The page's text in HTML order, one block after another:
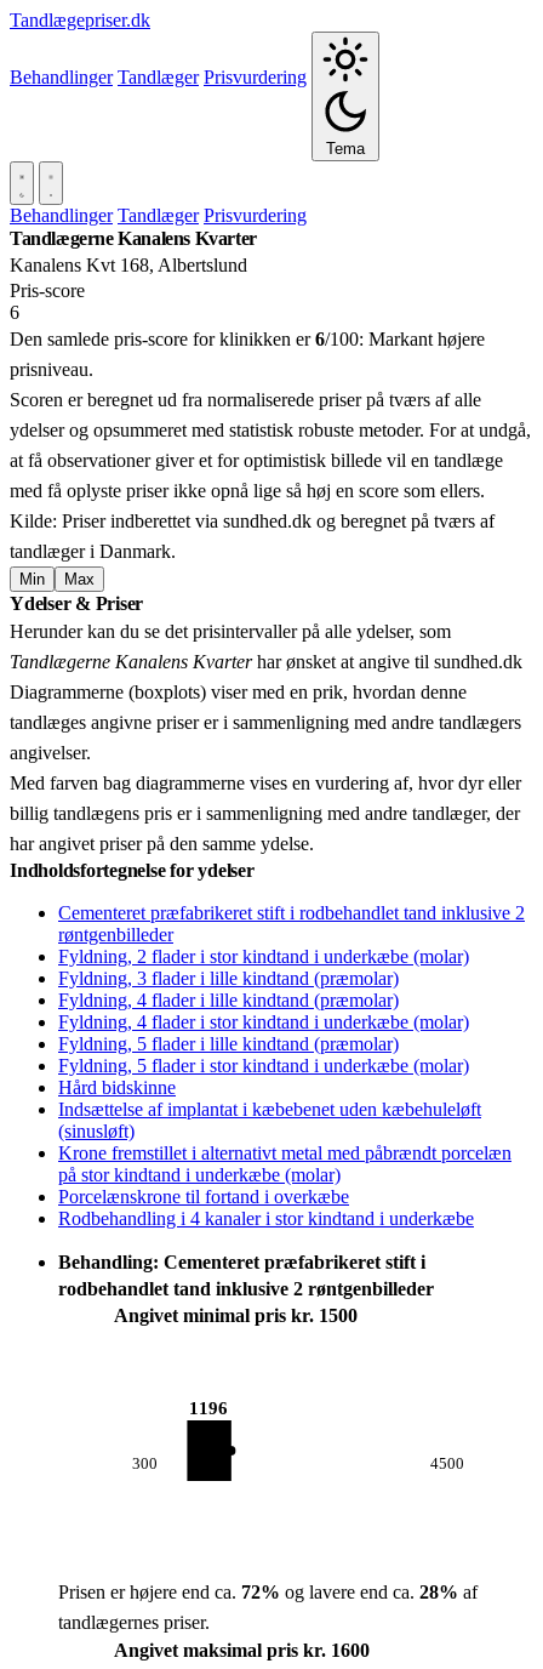
Tandlægepriser.dk
Behandlinger Tandlæger Prisvurdering
Tema
Behandlinger Tandlæger Prisvurdering
Tandlægerne Kanalens Kvarter
Kanalens Kvt 168, Albertslund
Pris‑score
6
Den samlede pris-score for klinikken er6/100: Markant højere
prisniveau.
Scoren er beregnet ud fra normaliserede priser på tværs af alle
ydelser og opsummeret med statistisk robuste metoder. For at undgå,
at få observationer giver et for optimistisk billede vil en tandlæge
med få oplyste priser ikke opnå lige så høj en score som ellers.
Kilde: Priser indberettet via sundhed.dk og beregnet på tværs af
tandlæger i Danmark.
Min Max
+
−
Ydelser & Priser
Herunder kan du se det prisintervaller på alle ydelser, som
Tandlægerne Kanalens Kvarterhar ønsket at angive til sundhed.dk
Diagrammerne (boxplots) viser med en prik, hvordan denne
tandlæges angivne priser er i sammenligning med andre tandlægers
angivelser.
Med farven bag diagrammerne vises en vurdering af, hvor dyr eller
billig tandlægens pris er i sammenligning med andre tandlæger, der
har angivet priser på den samme ydelse.
Indholdsfortegnelse for ydelser
Cementeret præfabrikeret stift i rodbehandlet tand inklusive 2
røntgenbilleder
Fyldning, 2 flader i stor kindtand i underkæbe (molar)
Fyldning, 3 flader i lille kindtand (præmolar)
Fyldning, 4 flader i lille kindtand (præmolar)
Fyldning, 4 flader i stor kindtand i underkæbe (molar)
Fyldning, 5 flader i lille kindtand (præmolar)
Fyldning, 5 flader i stor kindtand i underkæbe (molar)
Hård bidskinne
Indsættelse af implantat i kæbebenet uden kæbehuleløft
(sinusløft)
Krone fremstillet i alternativt metal med påbrændt porcelæn
på stor kindtand i underkæbe (molar)
Porcelænskrone til fortand i overkæbe
Rodbehandling i 4 kanaler i stor kindtand i underkæbe
Behandling: Cementeret præfabrikeret stift i
rodbehandlet tand inklusive 2 røntgenbilleder
Angivet minimal pris kr. 1500
300
1196
4500
Prisen er højere end ca. 72% og lavere end ca. 28% af
tandlægernes priser.
Angivet maksimal pris kr. 1600